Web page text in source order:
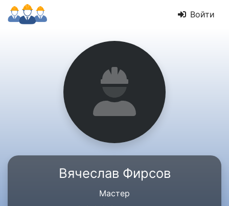
Войти
Вячеслав Фирсов
Мастер